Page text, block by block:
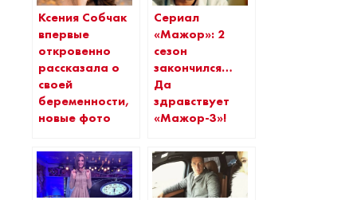
Ксения Собчак
впервые
откровенно
рассказала о
своей
беременности,
новые фото
Сериал
«Мажор»: 2
сезон
закончился…
Да
здравствует
«Мажор-3»!